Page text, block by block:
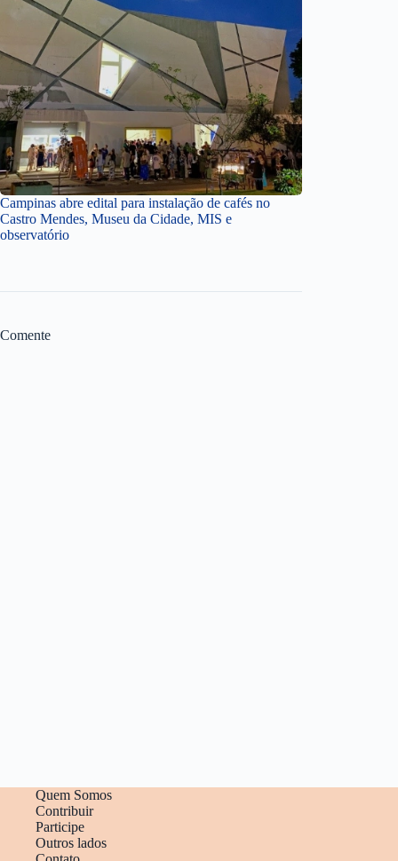
Campinas abre edital para instalação de cafés no
Castro Mendes, Museu da Cidade, MIS e
observatório
Comente
Quem Somos
Contribuir
Participe
Outros lados